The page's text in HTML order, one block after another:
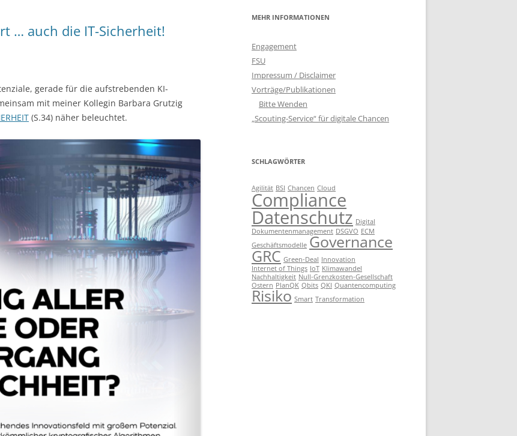
… auch die IT-Sicherheit!
gerade für die aufstrebenden KI-
mit meiner Kollegin Barbara Grutzig
(S.34) näher beleuchtet.
MEHR INFORMATIONEN
Engagement
FSU
Impressum / Disclaimer
Vorträge/Publikationen
Bitte Wenden
„Scouting-Service“ für digitale Chancen
SCHLAGWÖRTER
Agilität BSI Chancen Cloud
Compliance
Datenschutz Digital
Dokumentenmanagement DSGVO ECM
Geschäftsmodelle Governance
GRC Green-Deal Innovation
Internet of Things IoT Klimawandel
Nachhaltigkeit Null-Grenzkosten-Gesellschaft
Ostern PlanQK Qbits QKI Quantencomputing
Risiko Smart Transformation